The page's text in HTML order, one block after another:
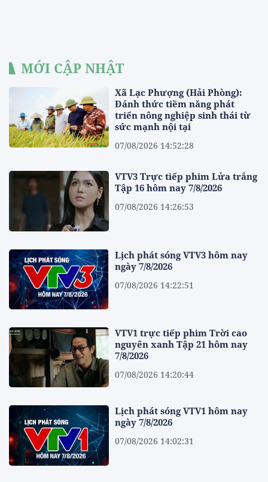
MỚI CẬP NHẬT
Xã Lạc Phượng (Hải Phòng):
Đánh thức tiềm năng phát
triển nông nghiệp sinh thái từ
sức mạnh nội tại
07/08/2026 14:52:28
VTV3 Trực tiếp phim Lửa trắng
Tập 16 hôm nay 7/8/2026
07/08/2026 14:26:53
Lịch phát sóng VTV3 hôm nay
ngày 7/8/2026
07/08/2026 14:22:51
VTV1 trực tiếp phim Trời cao
nguyên xanh Tập 21 hôm nay
7/8/2026
07/08/2026 14:20:44
Lịch phát sóng VTV1 hôm nay
ngày 7/8/2026
07/08/2026 14:02:31